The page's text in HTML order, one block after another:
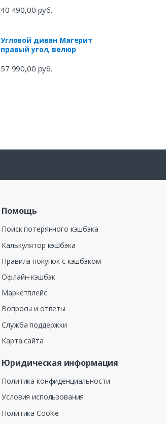
40 490,00 руб.
Угловой диван Магерит
правый угол, велюр
57 990,00 руб.
Помощь
Поиск потерянного кэшбэка
Калькулятор кэшбэка
Правила покупок с кэшбэком
Офлайн-кэшбэк
Маркетплейс
Вопросы и ответы
Служба поддержки
Карта сайта
Юридическая информация
Политика конфиденциальности
Условия использования
Политика Cookie